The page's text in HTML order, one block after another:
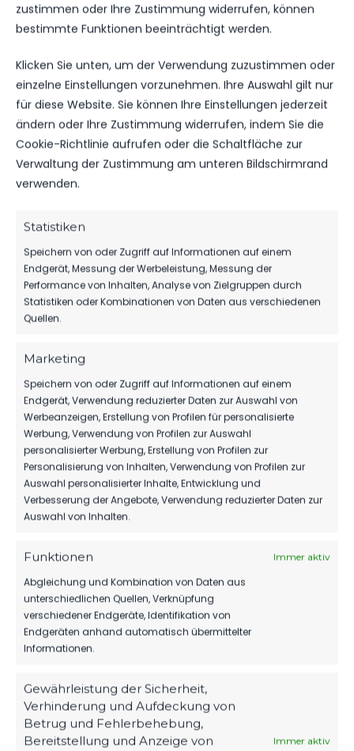
zustimmen oder Ihre Zustimmung widerrufen, können
bestimmte Funktionen beeinträchtigt werden.
Klicken Sie unten, um der Verwendung zuzustimmen oder
einzelne Einstellungen vorzunehmen. Ihre Auswahl gilt nur
für diese Website. Sie können Ihre Einstellungen jederzeit
ändern oder Ihre Zustimmung widerrufen, indem Sie die
Cookie-Richtlinie aufrufen oder die Schaltfläche zur
Verwaltung der Zustimmung am unteren Bildschirmrand
verwenden.
Statistiken
Speichern von oder Zugriff auf Informationen auf einem
Endgerät, Messung der Werbeleistung, Messung der
Performance von Inhalten, Analyse von Zielgruppen durch
Statistiken oder Kombinationen von Daten aus verschiedenen
Quellen.
Marketing
Speichern von oder Zugriff auf Informationen auf einem
Endgerät, Verwendung reduzierter Daten zur Auswahl von
Werbeanzeigen, Erstellung von Profilen für personalisierte
Werbung, Verwendung von Profilen zur Auswahl
personalisierter Werbung, Erstellung von Profilen zur
Personalisierung von Inhalten, Verwendung von Profilen zur
Auswahl personalisierter Inhalte, Entwicklung und
Verbesserung der Angebote, Verwendung reduzierter Daten zur
Auswahl von Inhalten.
Funktionen Immer aktiv
Abgleichung und Kombination von Daten aus
unterschiedlichen Quellen, Verknüpfung
verschiedener Endgeräte, Identifikation von
Endgeräten anhand automatisch übermittelter
Informationen.
Gewährleistung der Sicherheit,
Verhinderung und Aufdeckung von
Betrug und Fehlerbehebung,
Bereitstellung und Anzeige von
Immer aktiv
WEITERE MELDUNGEN
DAS KÖNNTE DICH
AUCH INTERESSIEREN.
TIM MEYER WECHSELT ZU GERMANIA
HALBERSTADT
SPONSOREN
MBS VERLÄNGERT SEIN SPONSORING
BEIM FSV
1.MÄNNER
WIR VERPFLICHTEN TILL JACOBI!
31. Juli 2026 169
OFFIZIELLE VEREINSSEITE
DEIN HEIMSPIEL. DEIN FSV.